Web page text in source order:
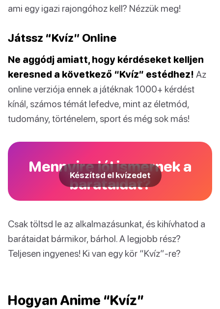
ami egy igazi rajongóhoz kell? Nézzük meg!
Játssz “Kvíz” Online
Ne aggódj amiatt, hogy kérdéseket kelljen
keresned a következő “Kvíz” estédhez! Az
online verziója ennek a játéknak 1000+ kérdést
kínál, számos témát lefedve, mint az életmód,
tudomány, történelem, sport és még sok más!
Mennyire jól ismernek a
barátaidat?
Készítsd el kvízedet
Csak töltsd le az alkalmazásunkat, és kihívhatod a
barátaidat bármikor, bárhol. A legjobb rész?
Teljesen ingyenes! Ki van egy kör “Kvíz”-re?
Hogyan Anime “Kvíz”